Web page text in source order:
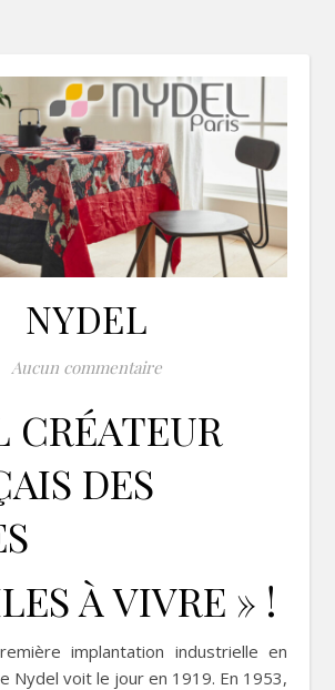
NYDEL
Aucun commentaire
CRÉATEUR
DES
À VIVRE » !
Nydel voit le jour en 1919. En 1953,